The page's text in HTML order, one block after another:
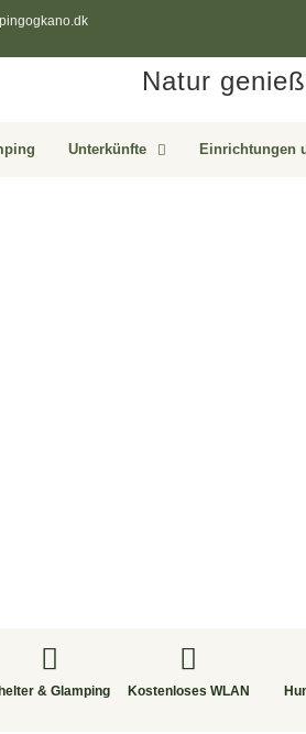
Natur
Unterkünfte Einrichtungen
& Glamping Kostenloses WLAN